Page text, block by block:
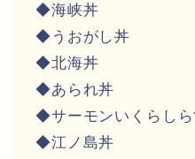
◆海峡丼
◆うおがし丼
◆北海丼
◆あられ丼
◆サーモンいくらしら
◆江ノ島丼